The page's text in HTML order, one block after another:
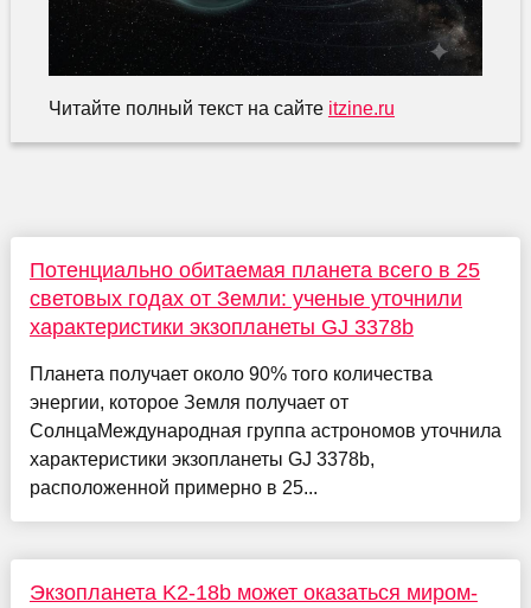
Читайте полный текст на сайте itzine.ru
Потенциально обитаемая планета всего в 25
световых годах от Земли: ученые уточнили
характеристики экзопланеты GJ 3378b
Планета получает около 90% того количества
энергии, которое Земля получает от
СолнцаМеждународная группа астрономов уточнила
характеристики экзопланеты GJ 3378b,
расположенной примерно в 25...
Экзопланета K2-18b может оказаться миром-